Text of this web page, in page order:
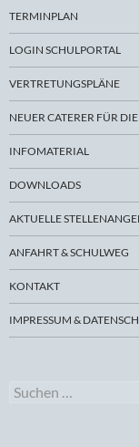
TERMINPLAN
LOGIN SCHULPORTAL
VERTRETUNGSPLÄNE
NEUER CATERER FÜR
INFOMATERIAL
DOWNLOADS
AKTUELLE
ANFAHRT & SCHULWEG
KONTAKT
IMPRESSUM &
Suchen